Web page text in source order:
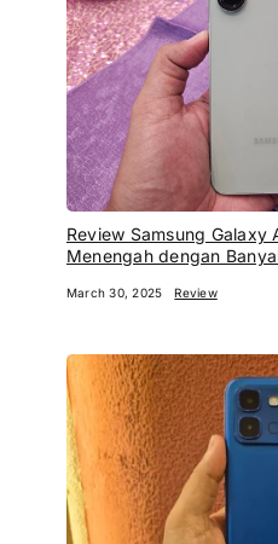
Review Samsung Galaxy
Menengah dengan
March 30, 2025 Review